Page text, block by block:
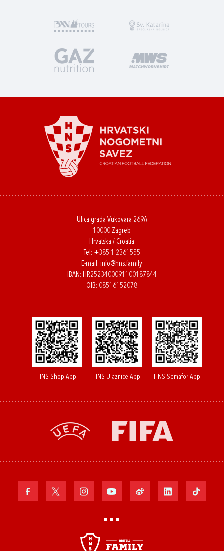
Ulica grada Vukovara 269A
10000 Zagreb
Hrvatska / Croatia
Tel: +385 1 2361555
E-mail: info@hns.family
IBAN: HR2523400091100187844
OIB: 08516152078
HNS Shop App HNS Ulaznice App HNS Semafor App